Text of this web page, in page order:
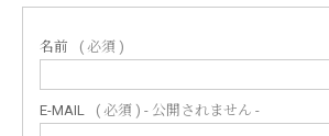
名前 ( 必須 )
E-MAIL ( 必須 ) - 公開されません -